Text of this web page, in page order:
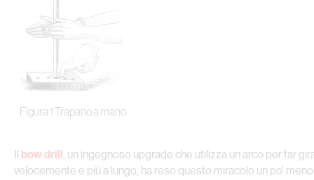
Figura 1 Trapano a mano
Il bow drill, un ingegnoso upgrade che utilizza un arco per far
velocemente e più a lungo, ha reso questo miracolo un po'